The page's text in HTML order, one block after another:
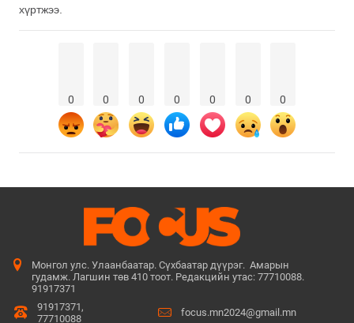
хүртжээ.
0 0 0 0 0 0 0
Монгол улс. Улаанбаатар. Сүхбаатар дүүрэг. Амарын
гудамж. Лагшин төв 410 тоот. Редакцийн утас: 77710088.
91917371
91917371,
77710088
focus.mn2024@gmail.mn